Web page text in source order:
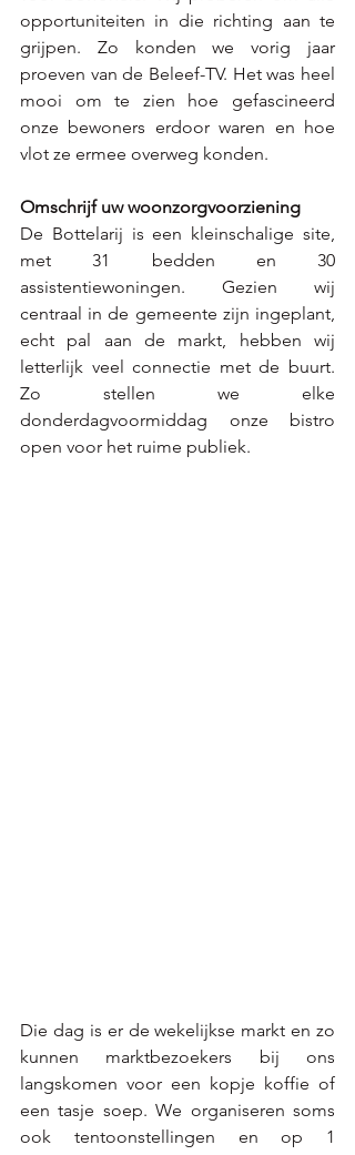
opportuniteiten in die richting aan te
grijpen. Zo konden we vorig jaar
proeven van de Beleef-TV. Het was heel
mooi om te zien hoe gefascineerd
onze bewoners erdoor waren en hoe
vlot ze ermee overweg konden.
Omschrijf uw woonzorgvoorziening
De Bottelarij is een kleinschalige site,
met 31 bedden en 30
assistentiewoningen. Gezien wij
centraal in de gemeente zijn ingeplant,
echt pal aan de markt, hebben wij
letterlijk veel connectie met de buurt.
Zo stellen we elke
donderdagvoormiddag onze bistro
open voor het ruime publiek.
Die dag is er de wekelijkse markt en zo
kunnen marktbezoekers bij ons
langskomen voor een kopje koffie of
een tasje soep. We organiseren soms
ook tentoonstellingen en op 1